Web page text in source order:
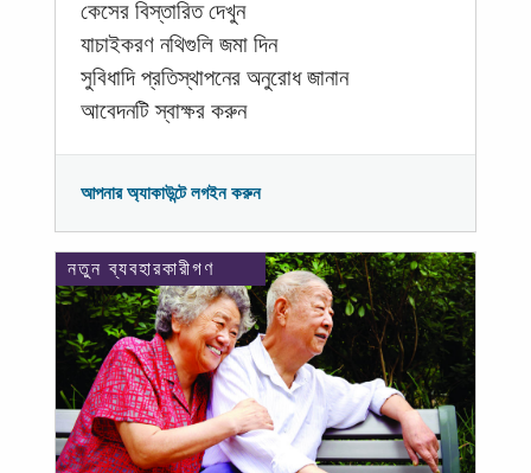
কেসের বিস্তারিত দেখুন
যাচাইকরণ নথিগুলি জমা দিন
সুবিধাদি প্রতিস্থাপনের অনুরোধ জানান
আবেদনটি স্বাক্ষর করুন
আপনার অ্যাকাউন্টে লগইন করুন
নতুন ব্যবহারকারীগণ